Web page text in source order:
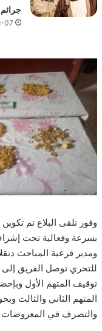
07
وفور تلقى البلاغ تم
بسرعة وفعالية تحت
ومدير فرعية المباحث
للتحري توصل الفريق
توقيف المتهم الأول
والتصرف في المعروضات